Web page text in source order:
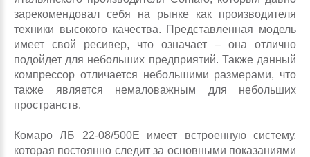
зарекомендовал себя на рынке как производителя
техники высокого качества. Представленная модель
имеет свой ресивер, что означает – она отлично
подойдет для небольших предприятий. Также данный
компрессор отличается небольшими размерами, что
также является немаловажным для небольших
пространств.
Комаро ЛБ 22-08/500E имеет встроенную систему,
которая постоянно следит за основными показаниями